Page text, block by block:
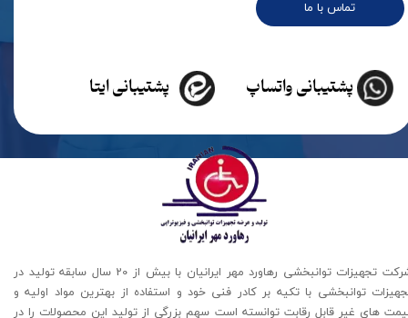
تماس با ما
پشتیبانی ایتا پشتیبانی واتساپ
شرکت تجهیزات توانبخشی رهاورد مهر ایرانیان با بیش از 20 سال سابقه تولید در
توانبخشی با تکیه بر کادر فنی خود و استفاده از بهترین مواد اولیه و
های غیر قابل رقابت توانسته است سهم بزرگی از تولید این محصولات را در